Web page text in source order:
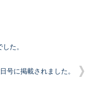
た。
号に掲載されました。